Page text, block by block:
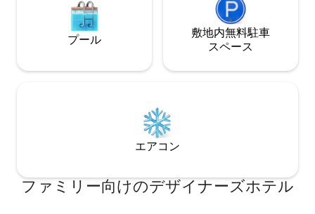
プール
敷地内無料駐⁠車
ス⁠ペ⁠ー⁠ス
エアコン
ファミリー向⁠け⁠のデ⁠ザ⁠イ⁠ナ⁠ー⁠ズホ⁠テ⁠ル